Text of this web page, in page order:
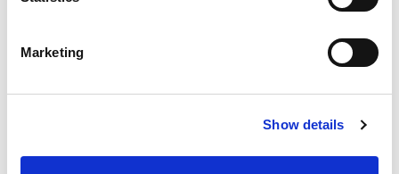
Marketing
Show details